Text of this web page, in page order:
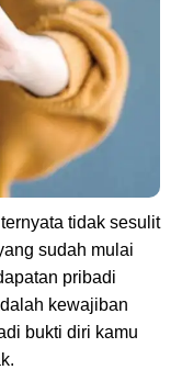
tidak sesulit
sudah mulai
pribadi
kewajiban
bukti diri kamu